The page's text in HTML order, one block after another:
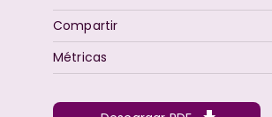
Métricas
Compartir